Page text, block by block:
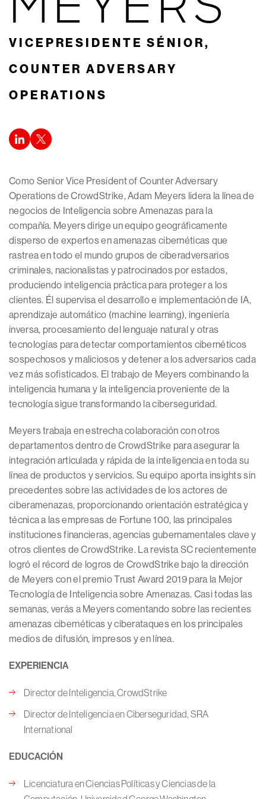
VICEPRESIDENTE SÉNIOR,
COUNTER ADVERSARY
OPERATIONS
Como Senior Vice President of Counter Adversary
Operations de CrowdStrike, Adam Meyers lidera la línea de
negocios de Inteligencia sobre Amenazas para la
compañía. Meyers dirige un equipo geográficamente
disperso de expertos en amenazas cibernéticas que
rastrea en todo el mundo grupos de ciberadversarios
criminales, nacionalistas y patrocinados por estados,
produciendo inteligencia práctica para proteger a los
clientes. Él supervisa el desarrollo e implementación de IA,
aprendizaje automático (machine learning), ingeniería
inversa, procesamiento del lenguaje natural y otras
tecnologías para detectar comportamientos cibernéticos
sospechosos y maliciosos y detener a los adversarios cada
vez más sofisticados. El trabajo de Meyers combinando la
inteligencia humana y la inteligencia proveniente de la
tecnología sigue transformando la ciberseguridad.
Meyers trabaja en estrecha colaboración con otros
departamentos dentro de CrowdStrike para asegurar la
integración articulada y rápida de la inteligencia en toda su
línea de productos y servicios. Su equipo aporta insights sin
precedentes sobre las actividades de los actores de
ciberamenazas, proporcionando orientación estratégica y
técnica a las empresas de Fortune 100, las principales
instituciones financieras, agencias gubernamentales clave y
otros clientes de CrowdStrike. La revista SC recientemente
logró el récord de logros de CrowdStrike bajo la dirección
de Meyers con el premio Trust Award 2019 para la Mejor
Tecnología de Inteligencia sobre Amenazas. Casi todas las
semanas, verás a Meyers comentando sobre las recientes
amenazas cibernéticas y ciberataques en los principales
medios de difusión, impresos y en línea.
EXPERIENCIA
Director de Inteligencia, CrowdStrike
Director de Inteligencia en Ciberseguridad, SRA
International
EDUCACIÓN
Licenciatura en Ciencias Políticas y Ciencias de la